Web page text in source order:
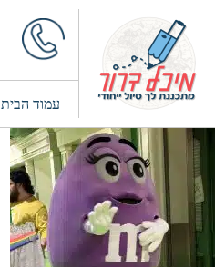
עמוד הבית